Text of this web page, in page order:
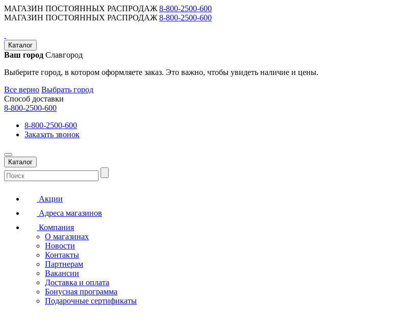
МАГАЗИН ПОСТОЯННЫХ РАСПРОДАЖ 8-800-2500-600
МАГАЗИН ПОСТОЯННЫХ РАСПРОДАЖ 8-800-2500-600
Каталог
Ваш город Славгород
Выберите город, в котором оформляете заказ. Это важно, чтобы увидеть наличие и цены.
Все верно Выбрать город
Способ доставки
8-800-2500-600
8-800-2500-600
Заказать звонок
Каталог
Акции
Адреса магазинов
Компания
О магазинах
Новости
Контакты
Партнерам
Вакансии
Доставка и оплата
Бонусная программа
Подарочные сертификаты